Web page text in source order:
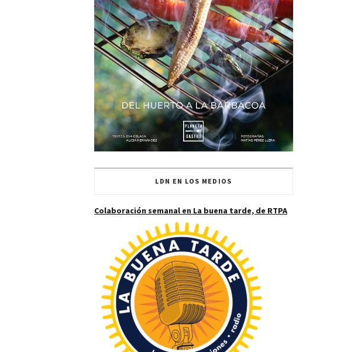
LDN EN LOS MEDIOS
Colaboración semanal en La buena tarde, de RTPA